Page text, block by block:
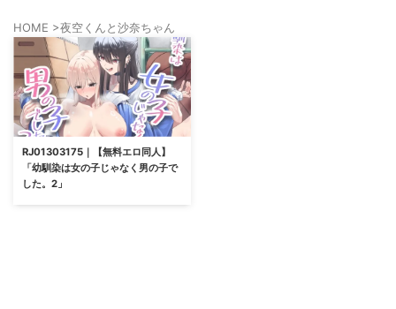
HOME >夜空くんと沙奈ちゃん
RJ01303175｜【無料エロ同人】
「幼馴染は女の子じゃなく男の子で
した。2」